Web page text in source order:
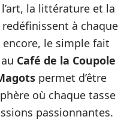
la littérature et la
à chaque
le simple fait
Café de la Coupole
permet d’être
où chaque tasse
passionnantes.